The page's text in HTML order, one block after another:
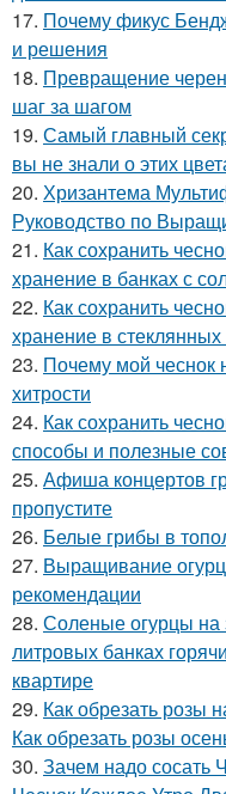
17. Почему фикус
и решения
18. Превращение
шаг за шагом
19. Самый главный
вы не знали о этих
20. Хризантема
Руководство по
21. Как сохранить
хранение в банках с
22. Как сохранить
хранение в
23. Почему мой чеснок
хитрости
24. Как сохранить
способы и полезные
25. Афиша концертов
пропустите
26. Белые грибы в
27. Выращивание
рекомендации
28. Соленые огурцы на
литровых банках
квартире
29. Как обрезать розы
Как обрезать розы
30. Зачем надо сосать